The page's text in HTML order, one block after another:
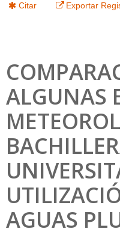
Citar Exportar
ALGUNAS
AGUAS